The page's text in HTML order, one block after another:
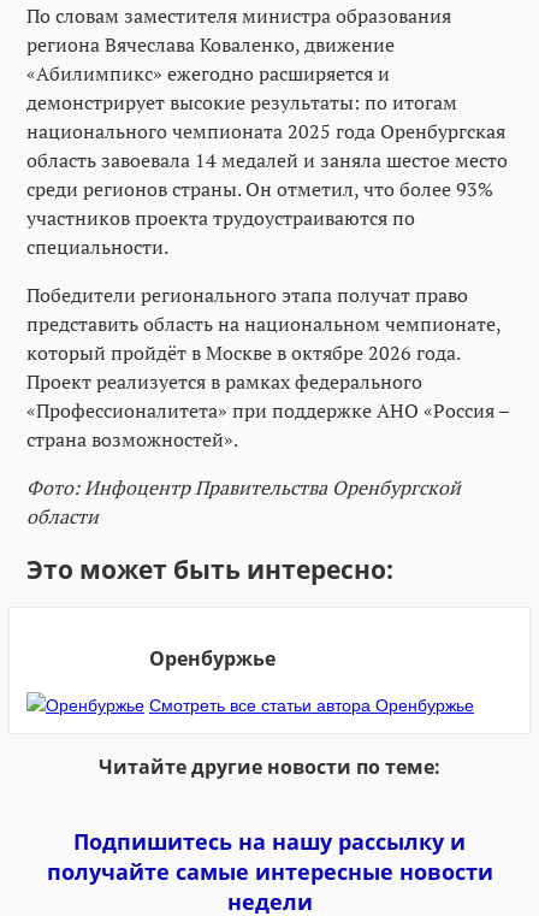
По словам заместителя министра образования
региона Вячеслава Коваленко, движение
«Абилимпикс» ежегодно расширяется и
демонстрирует высокие результаты: по итогам
национального чемпионата 2025 года Оренбургская
область завоевала 14 медалей и заняла шестое место
среди регионов страны. Он отметил, что более 93%
участников проекта трудоустраиваются по
специальности.
Победители регионального этапа получат право
представить область на национальном чемпионате,
который пройдёт в Москве в октябре 2026 года.
Проект реализуется в рамках федерального
«Профессионалитета» при поддержке АНО «Россия –
страна возможностей».
Фото: Инфоцентр Правительства Оренбургской
области
Это может быть интересно:
Оренбуржье
Смотреть все статьи автора Оренбуржье
Читайте другие новости по теме:
Подпишитесь на нашу рассылку и
получайте самые интересные новости
недели